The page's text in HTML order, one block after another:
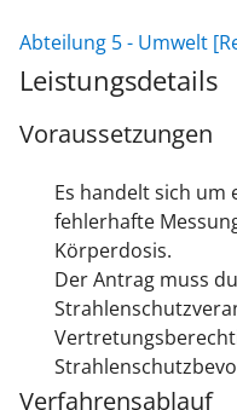
Abteilung 5 - Umwelt
Leistungsdetails
Voraussetzungen
Es handelt sich
fehlerhafte
Körperdosis.
Der Antrag muss
Verfahrensablauf